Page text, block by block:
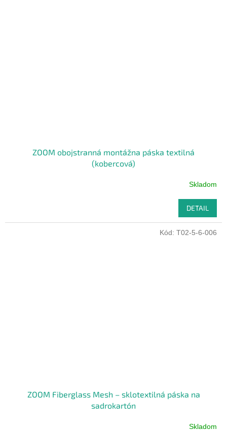
ZOOM obojstranná montážna páska textilná
(kobercová)
Skladom
DETAIL
ZOOM Fiberglass Mesh – sklotextilná páska na
sadrokartón
Skladom
Kód: T02-5-6-006